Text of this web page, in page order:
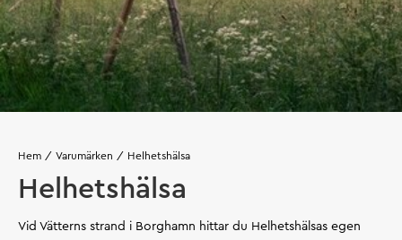
Hem Varumärken Helhetshälsa
Helhetshälsa
Vid Vätterns strand i Borghamn hittar du Helhetshälsas egen